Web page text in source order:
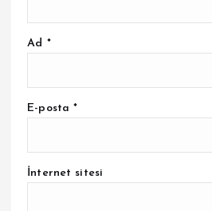
Ad *
E-posta*
İnternet sitesi